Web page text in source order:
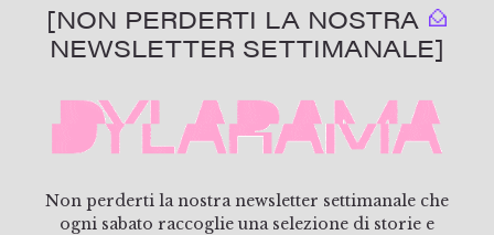
[NON PERDERTI LA NOSTRA
NEWSLETTER SETTIMANALE]
Non perderti la nostra newsletter settimanale che
ogni sabato raccoglie una selezione di storie e